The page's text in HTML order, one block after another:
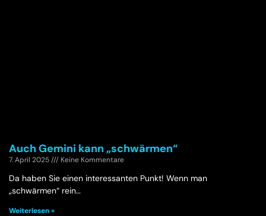
Auch Gemini kann „schwärmen“
7. April 2025 Keine Kommentare
Da haben Sie einen interessanten Punkt! Wenn man
„schwärmen“ rein…
Weiterlesen »